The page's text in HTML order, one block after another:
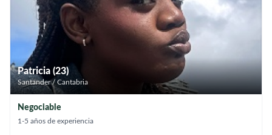
Patricia (23)
Santander / Cantabria
Negociable
1-5 años de experiencia